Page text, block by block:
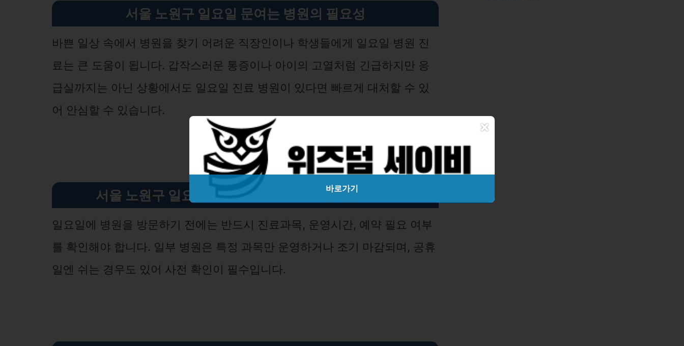
서울 노원구 일요일 문여는 병원의 필요성
바쁜 일상 속에서 병원을 찾기 어려운 직장인이나 학생들에게 일요일 병원 진
료는 큰 도움이 됩니다. 갑작스러운 통증이나 아이의 고열처럼 긴급하지만 응
급실까지는 아닌 상황에서도 일요일 진료 병원이 있다면 빠르게 대처할 수 있
어 안심할 수 있습니다.
서울 노원구 일요일 문여는 병원 반드시 확인할 사항
일요일에 병원을 방문하기 전에는 반드시 진료과목, 운영시간, 예약 필요 여부
를 확인해야 합니다. 일부 병원은 특정 과목만 운영하거나 조기 마감되며, 공휴
일엔 쉬는 경우도 있어 사전 확인이 필수입니다.
×
바로가기